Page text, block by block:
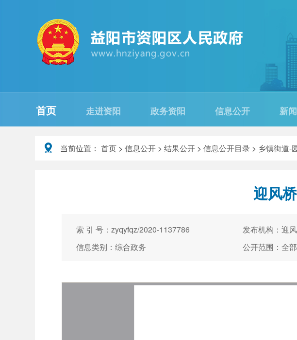
首页 走进资阳 政务资阳 信息公开 新
当前位置： 首页 > 信息公开 > 结果公开 > 信息公开目录 > 乡镇街道-
迎风
索 引 号：zyqyfqz/2020-1137786 发布机构：迎
信息类别：综合政务
公开范围：全